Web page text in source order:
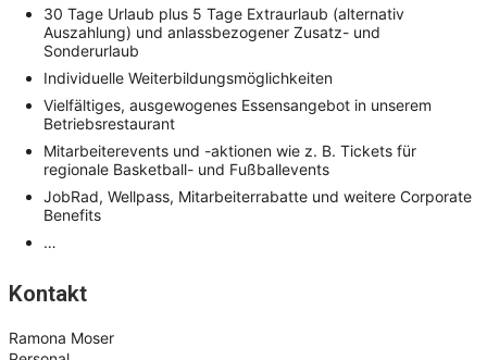
30 Tage Urlaub plus 5 Tage Extraurlaub (alternativ
Auszahlung) und anlassbezogener Zusatz- und
Sonderurlaub
Individuelle Weiterbildungsmöglichkeiten
Vielfältiges, ausgewogenes Essensangebot in unserem
Betriebsrestaurant
Mitarbeiterevents und -aktionen wie z. B. Tickets für
regionale Basketball- und Fußballevents
JobRad, Wellpass, Mitarbeiterrabatte und weitere Corporate
Benefits
…
Kontakt
Ramona Moser